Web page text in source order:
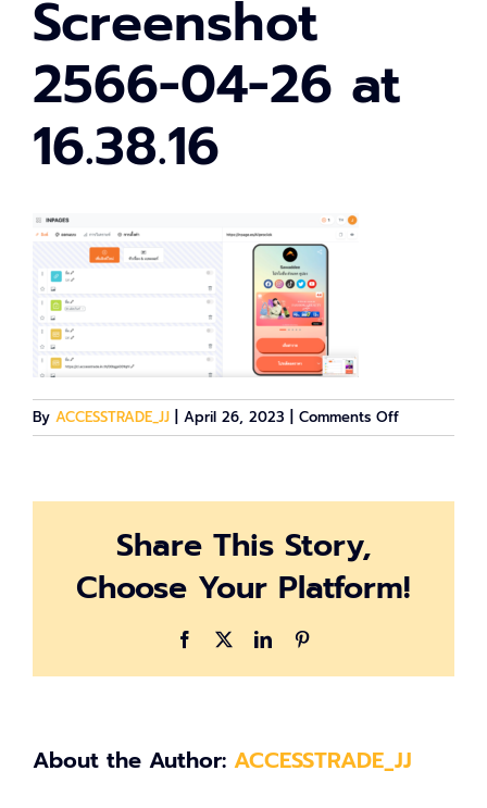
Screenshot
2566-04-26 at
16.38.16
By ACCESSTRADE_JJ April 26, 2023 Comments Offon
Screenshot
Share This Story,
Choose Your Platform!
Facebook LinkedIn
About the Author: ACCESSTRADE_JJ